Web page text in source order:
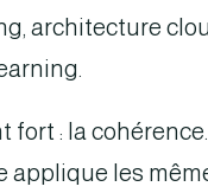
architecture
fort : la
applique les